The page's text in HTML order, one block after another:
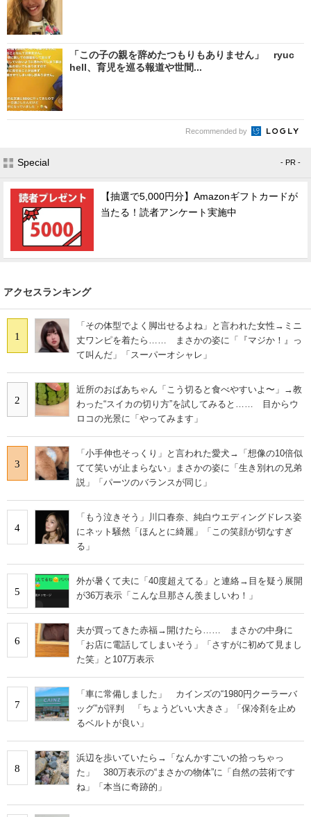
「この子の親を辞めたつもりもありません」 ryuc
hell、育児を巡る報道や世間...
Recommended by
Special - PR -
【抽選で5,000円分】Amazonギフトカードが
当たる！読者アンケート実施中
アクセスランキング
1
「その体型でよく脚出せるよね」と言われた女性→ミニ
丈ワンピを着たら…… まさかの姿に「『マジか！』っ
て叫んだ」「スーパーオシャレ」
2
近所のおばあちゃん「こう切ると食べやすいよ〜」→教
わった“スイカの切り方”を試してみると…… 目からウ
ロコの光景に「やってみます」
3
「小手伸也そっくり」と言われた愛犬→「想像の10倍似
てて笑いが止まらない」まさかの姿に「生き別れの兄弟
説」「パーツのバランスが同じ」
4
「もう泣きそう」川口春奈、純白ウエディングドレス姿
にネット騒然「ほんとに綺麗」「この笑顔が切なすぎ
る」
5
外が暑くて夫に「40度超えてる」と連絡→目を疑う展開
が36万表示「こんな旦那さん羨ましいわ！」
6
夫が買ってきた赤福→開けたら…… まさかの中身に
「お店に電話してしまいそう」「さすがに初めて見まし
た笑」と107万表示
7
「車に常備しました」 カインズの“1980円クーラーバ
ッグ”が評判 「ちょうどいい大きさ」「保冷剤を止め
るベルトが良い」
8
浜辺を歩いていたら→「なんかすごいの拾っちゃっ
た」 380万表示の“まさかの物体”に「自然の芸術です
ね」「本当に奇跡的」